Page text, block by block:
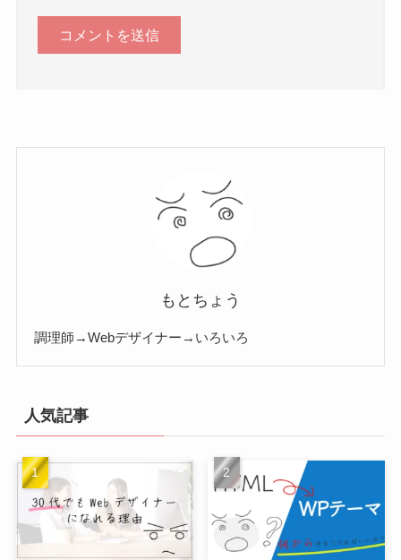
もとちょう
調理師→Webデザイナー→いろいろ
人気記事